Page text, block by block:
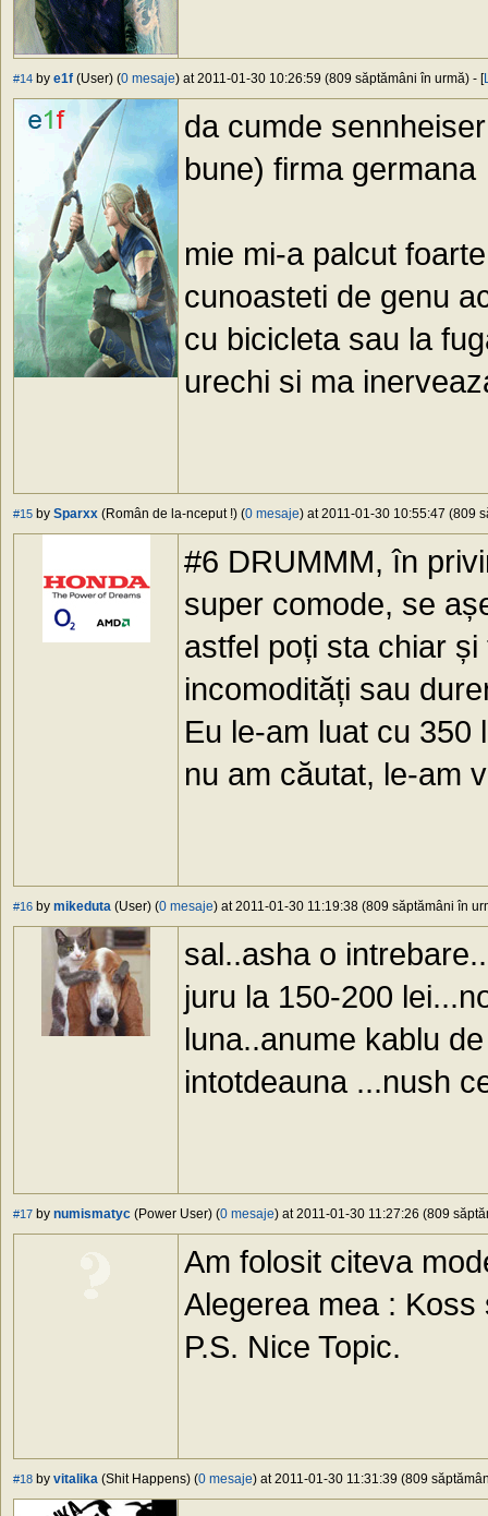
#14 by e1f (User) (0 mesaje) at 2011-01-30 10:26:59 (809 săptămâni în urmă) - [
da cumde
bune) firma germana
mie mi-a palcut
cunoasteti de genu
cu bicicleta sau la
urechi si ma
#15 by Sparxx (Român de la-nceput !) (0 mesaje) at 2011-01-30 10:55:47 (809
#6 DRUMMM, în
super comode, se
astfel poți sta chiar
incomodități sau
Eu le-am luat cu 350
nu am căutat, le-am
#16 by mikeduta (User) (0 mesaje) at 2011-01-30 11:19:38 (809 săptămâni în
sal..asha o
juru la 150-200
luna..anume kablu
intotdeauna ...nush
#17 by numismatyc (Power User) (0 mesaje) at 2011-01-30 11:27:26 (809
Am folosit citeva
Alegerea mea : Koss
P.S. Nice Topic.
#18 by vitalika (Shit Happens) (0 mesaje) at 2011-01-30 11:31:39 (809